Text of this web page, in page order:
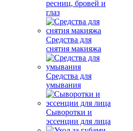
ресниц, бровей и
глаз
Средства для
снятия макияжа
Средства для
умывания
Сыворотки и
эссенции для лица